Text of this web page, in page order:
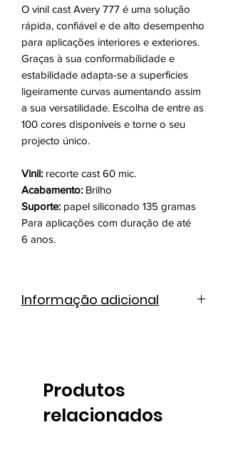
O vinil cast Avery 777 é uma solução
rápida, confiável e de alto desempenho
para aplicações interiores e exteriores.
Graças à sua conformabilidade e
estabilidade adapta-se a superficies
ligeiramente curvas aumentando assim
a sua versatilidade. Escolha de entre as
100 cores disponíveis e torne o seu
projecto único.
Vinil: recorte cast 60 mic.
Acabamento: Brilho
Suporte: papel siliconado 135 gramas
Para aplicações com duração de até
6 anos.
Informação adicional
Produtos
relacionados